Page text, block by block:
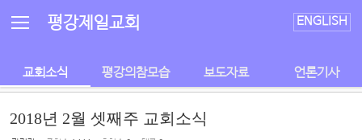
평강제일교회 ENGLISH
교회소식 평강의참모습 보도자료 언론기사
2018년 2월 셋째주 교회소식